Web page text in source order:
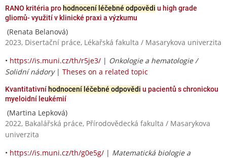
RANO kritéria pro hodnocení léčebné odpovědi u high grade
gliomů- využití v klinické praxi a výzkumu
(Renata Belanová)
2023, Disertační práce, Lékařská fakulta / Masarykova univerzita
• https://is.muni.cz/th/r5je3/ | Onkologie a hematologie /
Solidní nádory| Theses on a related topic
Kvantitativní hodnocení léčebné odpovědi u pacientů s chronickou
myeloidní leukémií
(Martina Lepková)
2022, Bakalářská práce, Přírodovědecká fakulta / Masarykova
univerzita
• https://is.muni.cz/th/g0e5g/ | Matematická biologie a